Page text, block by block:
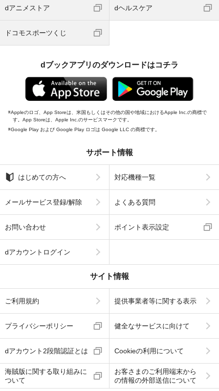
dアニメストア dヘルスケア
ドコモスポーツくじ
dブックアプリのダウンロードはコチラ
Appleのロゴ、App Storeは、米国もしくはその他の国や地域におけるApple Inc.の商標で
す。App Storeは、Apple Inc.のサービスマークです。
Google Play および Google Play ロゴは Google LLC の商標です。
サポート情報
はじめての方へ 対応機種一覧
メールサービス登録/解除 よくある質問
お問い合わせ ポイント表示設定
dアカウントログイン
サイト情報
ご利用規約 提供事業者等に関する表示
プライバシーポリシー 健全なサービスに向けて
dアカウント2段階認証とは Cookieの利用について
海賊版に関する取り組みに
ついて
お客さまのご利用端末から
の情報の外部送信について